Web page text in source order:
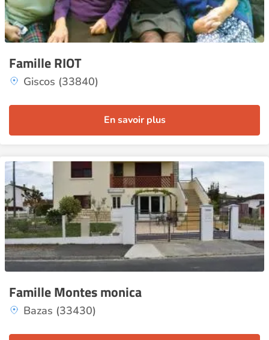
Famille RIOT
Giscos (33840)
En savoir plus
Famille Montes monica
Bazas (33430)